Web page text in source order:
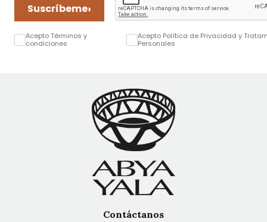
Suscríbeme›
Acepto Términos y
condiciones
Acepto Política de Privacidad y
Personales
Contáctanos